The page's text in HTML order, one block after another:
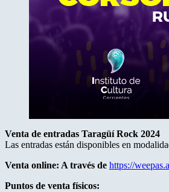
Venta de entradas Taragüí Rock 2024
Las entradas están disponibles en
Venta online: A través de https://
Puntos de venta físicos: